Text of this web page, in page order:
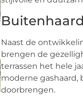
Naast de
brengen de
terrassen het hele
moderne
doorbrengen.